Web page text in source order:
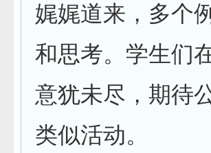
娓娓道来，多个
和思考。学生们
意犹未尽，期待
类似活动。